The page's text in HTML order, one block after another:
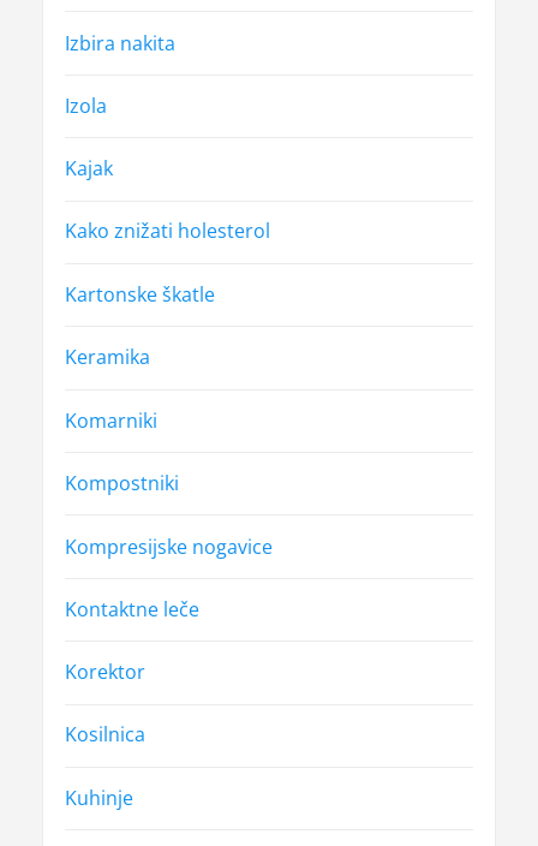
Izbira nakita
Izola
Kajak
Kako znižati holesterol
Kartonske škatle
Keramika
Komarniki
Kompostniki
Kompresijske nogavice
Kontaktne leče
Korektor
Kosilnica
Kuhinje